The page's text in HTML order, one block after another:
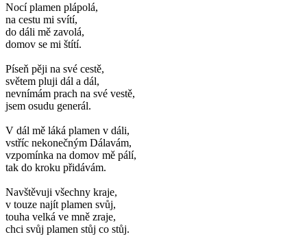
Nocí plamen plápolá,
na cestu mi svítí,
do dáli mě zavolá,
domov se mi štítí.
Píseň pěji na své cestě,
světem pluji dál a dál,
nevnímám prach na své vestě,
jsem osudu generál.
V dál mě láká plamen v dáli,
vstříc nekonečným Dálavám,
vzpomínka na domov mě pálí,
tak do kroku přidávám.
Navštěvuji všechny kraje,
v touze najít plamen svůj,
touha velká ve mně zraje,
chci svůj plamen stůj co stůj.